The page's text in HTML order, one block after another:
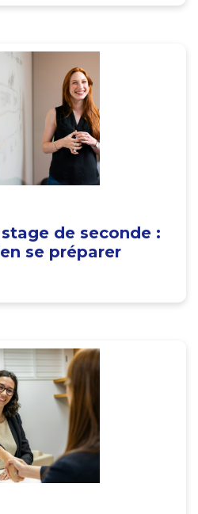
de seconde :
se préparer